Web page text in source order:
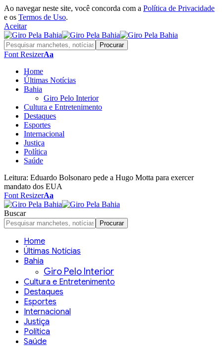
Ao navegar neste site, você concorda com a Política de Privacidade
e os Termos de Uso.
Aceitar
Font ResizerAa
Home
Últimas Notícias
Bahia
Giro Pelo Interior
Cultura e Entretenimento
Destaques
Esportes
Internacional
Justiça
Política
Saúde
Leitura: Eduardo Bolsonaro pede a Hugo Motta para exercer
mandato dos EUA
Font ResizerAa
Buscar
Home
Últimas Notícias
Bahia
Giro Pelo Interior
Cultura e Entretenimento
Destaques
Esportes
Internacional
Justiça
Política
Saúde